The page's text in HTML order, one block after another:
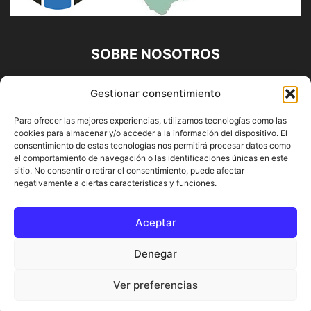
Gestionar consentimiento
Para ofrecer las mejores experiencias, utilizamos tecnologías como las
cookies para almacenar y/o acceder a la información del dispositivo. El
consentimiento de estas tecnologías nos permitirá procesar datos como
el comportamiento de navegación o las identificaciones únicas en este
sitio. No consentir o retirar el consentimiento, puede afectar
negativamente a ciertas características y funciones.
Aceptar
Denegar
Ver preferencias
SOBRE NOSOTROS
Diario Alhaurín (www.alhaurindelatorre.com) Propiedad de
Francisco E. López López | 639 95 71 95 | Noticias de
Alhaurín de la Torre, Málaga y Provincia|
Contáctanos:info@alhaurindelatorre.com
SÍGUENOS
© DIARIO ALHAURÍN | Diseñado por INFORMÁTICA ALHAURÍN